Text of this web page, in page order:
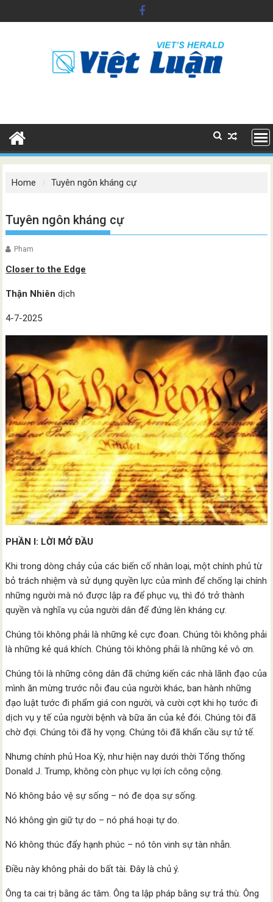
to
Home Tuyên ngôn kháng cự
Tuyên ngôn kháng cự
Pham
Closer to the Edge
Thận Nhiên dịch
4-7-2025
PHẦN I: LỜI MỞ ĐẦU
Khi trong dòng chảy của các biến cố nhân loại, một chính phủ từ
bỏ trách nhiệm và sử dụng quyền lực của mình để chống lại chính
những người mà nó được lập ra để phục vụ, thì đó trở thành
quyền và nghĩa vụ của người dân để đứng lên kháng cự.
Chúng tôi không phải là những kẻ cực đoan. Chúng tôi không phải
là những kẻ quá khích. Chúng tôi không phải là những kẻ vô ơn.
Chúng tôi là những công dân đã chứng kiến các nhà lãnh đạo của
mình ăn mừng trước nỗi đau của người khác, ban hành những
đạo luật tước đi phẩm giá con người, và cười cợt khi họ tước đi
dịch vụ y tế của người bệnh và bữa ăn của kẻ đói. Chúng tôi đã
chờ đợi. Chúng tôi đã hy vọng. Chúng tôi đã khẩn cầu sự tử tế.
Nhưng chính phủ Hoa Kỳ, như hiện nay dưới thời Tổng thống
Donald J. Trump, không còn phục vụ lợi ích công cộng.
Nó không bảo vệ sự sống – nó đe dọa sự sống.
Nó không gìn giữ tự do – nó phá hoại tự do.
Nó không thúc đẩy hạnh phúc – nó tôn vinh sự tàn nhẫn.
Điều này không phải do bất tài. Đây là chủ ý.
Ông ta cai trị bằng ác tâm. Ông ta lập pháp bằng sự trả thù. Ông